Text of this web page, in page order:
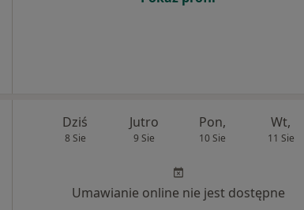
Dziś
8 Sie
Jutro
9 Sie
Pon,
10 Sie
Wt,
11 Sie
Umawianie online nie jest dostępne